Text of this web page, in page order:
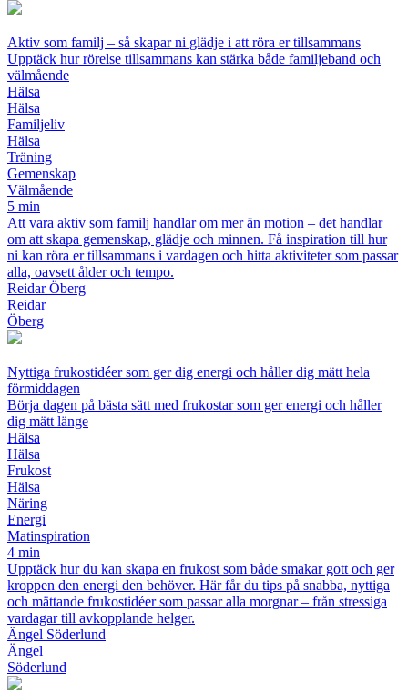
Aktiv som familj – så skapar ni glädje i att röra er tillsammans
Upptäck hur rörelse tillsammans kan stärka både familjeband och
välmående
Hälsa
Hälsa
Familjeliv
Hälsa
Träning
Gemenskap
Välmående
5 min
Att vara aktiv som familj handlar om mer än motion – det handlar
om att skapa gemenskap, glädje och minnen. Få inspiration till hur
ni kan röra er tillsammans i vardagen och hitta aktiviteter som passar
alla, oavsett ålder och tempo.
Reidar Öberg
Reidar
Öberg
Nyttiga frukostidéer som ger dig energi och håller dig mätt hela
förmiddagen
Börja dagen på bästa sätt med frukostar som ger energi och håller
dig mätt länge
Hälsa
Hälsa
Frukost
Hälsa
Näring
Energi
Matinspiration
4 min
Upptäck hur du kan skapa en frukost som både smakar gott och ger
kroppen den energi den behöver. Här får du tips på snabba, nyttiga
och mättande frukostidéer som passar alla morgnar – från stressiga
vardagar till avkopplande helger.
Ängel Söderlund
Ängel
Söderlund